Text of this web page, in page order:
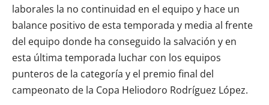
laborales la no continuidad en el equipo y hace un
balance positivo de esta temporada y media al frente
del equipo donde ha conseguido la salvación y en
esta última temporada luchar con los equipos
punteros de la categoría y el premio final del
campeonato de la Copa Heliodoro Rodríguez López.